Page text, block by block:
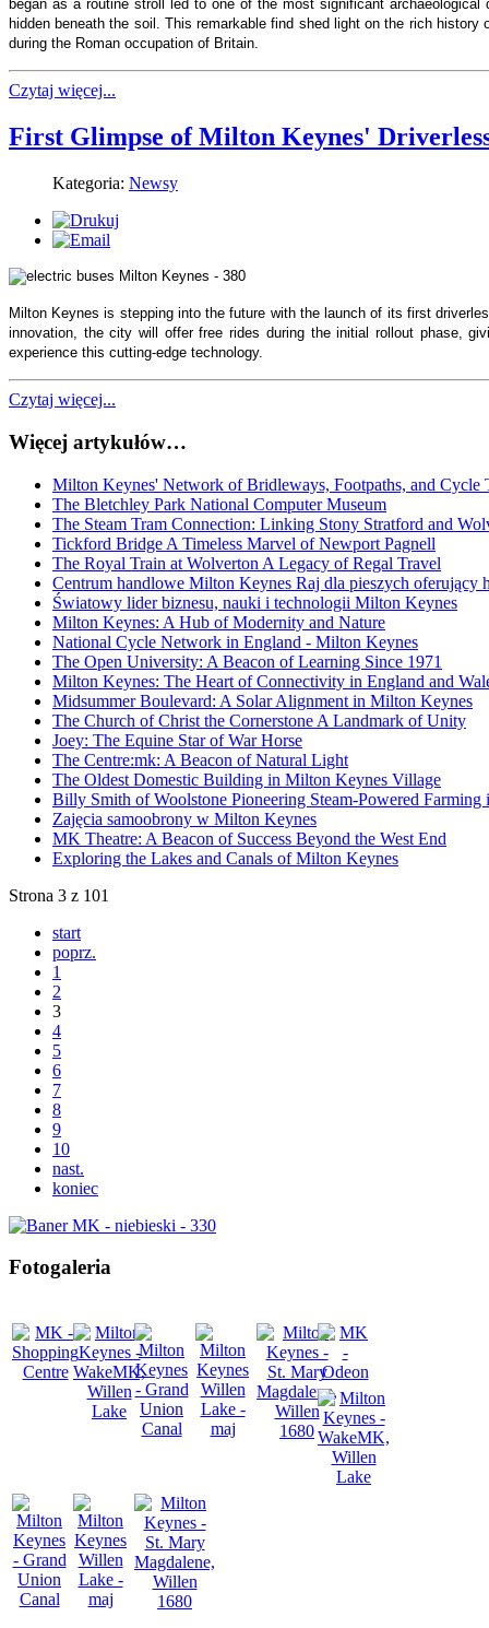
began as a routine stroll led to one of the most significant
hidden beneath the soil. This remarkable find shed light on the rich
during the Roman occupation of Britain.
Czytaj więcej...
First Glimpse of Milton Keynes'
Kategoria: Newsy
Milton Keynes is stepping into the future with the launch of its first
innovation, the city will offer free rides during the initial rollout phase,
experience this cutting-edge technology.
Czytaj więcej...
Więcej artykułów…
Milton Keynes' Network of Bridleways, Footpaths, and Cycle
The Bletchley Park National Computer Museum
The Steam Tram Connection: Linking Stony Stratford and
Tickford Bridge A Timeless Marvel of Newport Pagnell
The Royal Train at Wolverton A Legacy of Regal Travel
Centrum handlowe Milton Keynes Raj dla pieszych oferujący
Światowy lider biznesu, nauki i technologii Milton Keynes
Milton Keynes: A Hub of Modernity and Nature
National Cycle Network in England - Milton Keynes
The Open University: A Beacon of Learning Since 1971
Milton Keynes: The Heart of Connectivity in England and
Midsummer Boulevard: A Solar Alignment in Milton Keynes
The Church of Christ the Cornerstone A Landmark of Unity
Joey: The Equine Star of War Horse
The Centre:mk: A Beacon of Natural Light
The Oldest Domestic Building in Milton Keynes Village
Billy Smith of Woolstone Pioneering Steam-Powered Farming
Zajęcia samoobrony w Milton Keynes
MK Theatre: A Beacon of Success Beyond the West End
Exploring the Lakes and Canals of Milton Keynes
Strona 3 z 101
start
poprz.
1
2
3
4
5
6
7
8
9
10
nast.
koniec
Fotogaleria